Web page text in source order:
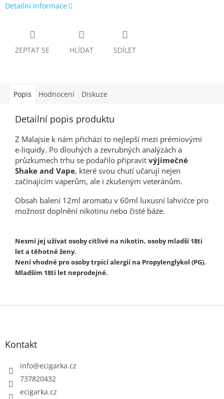
Detailní informace
ZEPTAT SE HLÍDAT SDÍLET
Popis Hodnocení Diskuze
Detailní popis produktu
Z Malajsie k nám přichází to nejlepší mezi prémiovými
e-liquidy. Po dlouhých a zevrubných analýzách a
průzkumech trhu se podařilo připravit výjimečné
Shake and Vape, které svou chutí učarují nejen
začínajícím vaperům, ale i zkušeným veteránům.
Obsah balení 12ml aromatu v 60ml luxusní lahvičce pro
možnost doplnění nikotinu nebo čisté báze.
Nesmí jej užívat osoby citlivé na nikotin, osoby mladší 18ti
let a těhotné ženy.
Není vhodné pro osoby trpící alergií na Propylenglykol (PG).
Mladším 18ti let neprodejné.
Kontakt
info@ecigarka.cz
737820432
ecigarka.cz